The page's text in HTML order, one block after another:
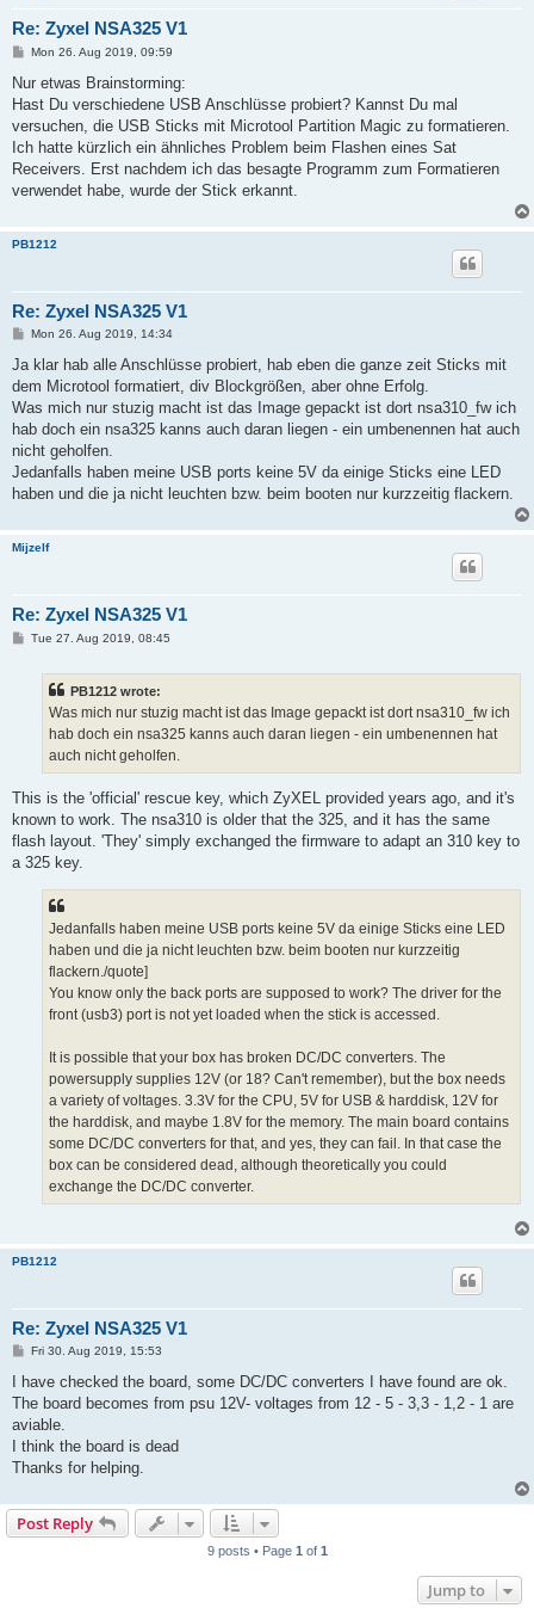
Re: Zyxel NSA325 V1
P
s
Mon 26. Aug 2019, 09:59
Nur etwas Brainstorming:
Hast Du verschiedene USB Anschlüsse probiert? Kannst Du mal
versuchen, die USB Sticks mit Microtool Partition Magic zu formatieren.
Ich hatte kürzlich ein ähnliches Problem beim Flashen eines Sat
Receivers. Erst nachdem ich das besagte Programm zum Formatieren
verwendet habe, wurde der Stick erkannt.
PB1212
Re: Zyxel NSA325 V1
P
s
Mon 26. Aug 2019, 14:34
Ja klar hab alle Anschlüsse probiert, hab eben die ganze zeit Sticks mit
dem Microtool formatiert, div Blockgrößen, aber ohne Erfolg.
Was mich nur stuzig macht ist das Image gepackt ist dort nsa310_fw ich
hab doch ein nsa325 kanns auch daran liegen - ein umbenennen hat auch
nicht geholfen.
Jedanfalls haben meine USB ports keine 5V da einige Sticks eine LED
haben und die ja nicht leuchten bzw. beim booten nur kurzzeitig flackern.
Mijzelf
Re: Zyxel NSA325 V1
PTue 27. Aug 2019, 08:45
PB1212 wrote:
Was mich nur stuzig macht ist das Image gepackt ist dort nsa310_fw ich
hab doch ein nsa325 kanns auch daran liegen - ein umbenennen hat
auch nicht geholfen.
This is the 'official' rescue key, which ZyXEL provided years ago, and it's
known to work. The nsa310 is older that the 325, and it has the same
flash layout. 'They' simply exchanged the firmware to adapt an 310 key to
a 325 key.
Jedanfalls haben meine USB ports keine 5V da einige Sticks eine LED
haben und die ja nicht leuchten bzw. beim booten nur kurzzeitig
flackern./quote]
You know only the back ports are supposed to work? The driver for the
front (usb3) port is not yet loaded when the stick is accessed.
It is possible that your box has broken DC/DC converters. The
powersupply supplies 12V (or 18? Can't remember), but the box needs
a variety of voltages. 3.3V for the CPU, 5V for USB & harddisk, 12V for
the harddisk, and maybe 1.8V for the memory. The main board contains
some DC/DC converters for that, and yes, they can fail. In that case the
box can be considered dead, although theoretically you could
exchange the DC/DC converter.
PB1212
Re: Zyxel NSA325 V1
P
s
Fri 30. Aug 2019, 15:53
I have checked the board, some DC/DC converters I have found are ok.
The board becomes from psu 12V- voltages from 12 - 5 - 3,3 - 1,2 - 1 are
aviable.
I think the board is dead
Thanks for helping.
Post Reply
9 posts • Page 1of 1
Jump to